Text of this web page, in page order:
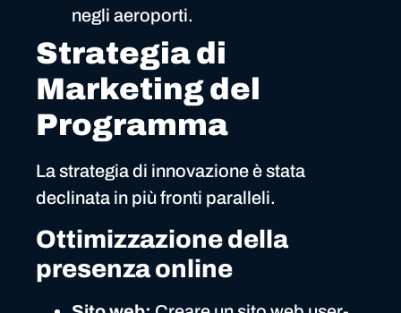
negli aeroporti.
Strategia di
Marketing del
Programma
La strategia di innovazione è stata
declinata in più fronti paralleli.
Ottimizzazione della
presenza online